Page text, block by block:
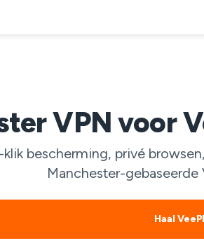
VPN voor
bescherming, privé
Manchester-
Haal